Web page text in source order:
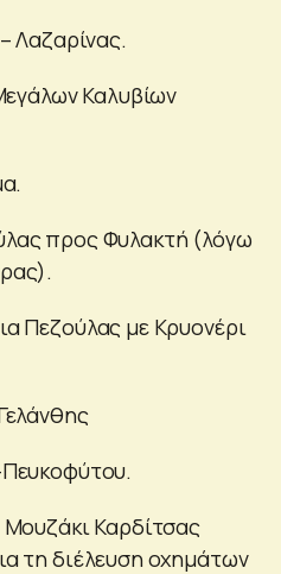
Λαζαρίνας.
Καλυβίων
προς Φυλακτή (λόγω
Πεζούλας με Κρυονέρι
Καρδίτσας
τη διέλευση οχημάτων